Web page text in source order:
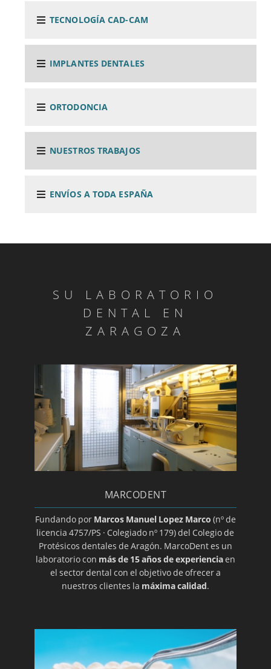
TECNOLOGÍA CAD-CAM
IMPLANTES DENTALES
ORTODONCIA
NUESTROS TRABAJOS
ENVÍOS A TODA ESPAÑA
SU LABORATORIO
DENTAL EN
ZARAGOZA
MARCODENT
Fundando por Marcos Manuel Lopez Marco (nº de
licencia 4757/PS · Colegiado nº 179) del Colegio de
Protésicos dentales de Aragón. MarcoDent es un
laboratorio con más de 15 años de experienciaen
el sector dental con el objetivo de ofrecer a
nuestros clientes la máxima calidad.